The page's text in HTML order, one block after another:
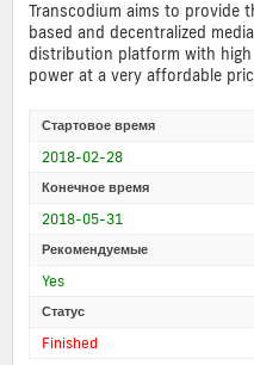
Transcodium aims to provide
based and decentralized
distribution platform with
power at a very affordable
Стартовое время
2018-02-28
Конечное время
2018-05-31
Рекомендуемые
Yes
Статус
Finished